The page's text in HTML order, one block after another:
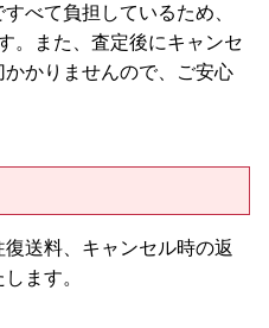
べて負担しているため、
。また、査定後にキャンセ
かりませんので、ご安心
送料、キャンセル時の返
ます。